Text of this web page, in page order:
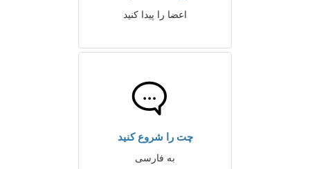
اعضا را پیدا کنید
چت را شروع کنید
به فارسی